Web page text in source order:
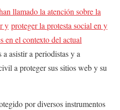
llamado la atención sobre la
y proteger la protesta social en y
en el contexto del actual
a asistir a periodistas y a
a proteger sus sitios web y su
por diversos instrumentos